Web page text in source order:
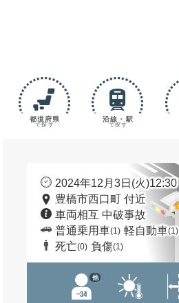
都道府県
で探す
沿線・駅
で探す
2024年12月3日(火)12:30
豊橋市西口町 付近
車両相互 中破事故
普通乗用車(1) 軽自動車(1)
死亡(0) 負傷(1)
他